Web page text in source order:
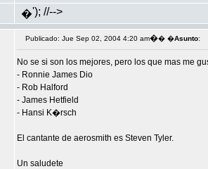
�'); //-->
Publicado: Jue Sep 02, 2004 4:20 am�� �Asunto:
No se si son los mejores, pero los que mas me
- Ronnie James Dio
- Rob Halford
- James Hetfield
- Hansi K�rsch
El cantante de aerosmith es Steven Tyler.
Un saludete